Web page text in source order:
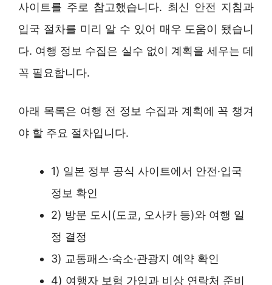
사이트를 주로 참고했습니다. 최신 안전 지침과
입국 절차를 미리 알 수 있어 매우 도움이 됐습니
다. 여행 정보 수집은 실수 없이 계획을 세우는 데
꼭 필요합니다.
아래 목록은 여행 전 정보 수집과 계획에 꼭 챙겨
야 할 주요 절차입니다.
1) 일본 정부 공식 사이트에서 안전·입국
정보 확인
2) 방문 도시(도쿄, 오사카 등)와 여행 일
정 결정
3) 교통패스·숙소·관광지 예약 확인
4) 여행자 보험 가입과 비상 연락처 준비